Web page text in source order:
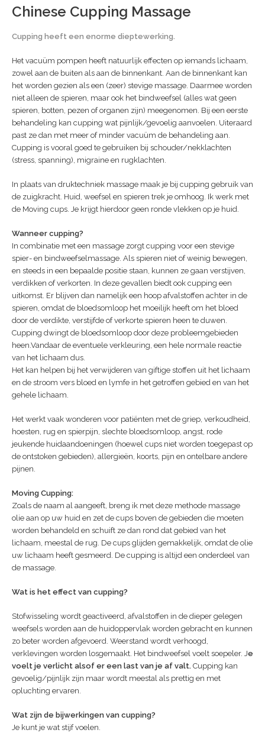
Chinese Cupping Massage
Cupping heeft een enorme dieptewerking.
Het vacuüm pompen heeft natuurlijk effecten op iemands lichaam,
zowel aan de buiten als aan de binnenkant. Aan de binnenkant kan
het worden gezien als een (zeer) stevige massage. Daarmee worden
niet alleen de spieren, maar ook het bindweefsel (alles wat geen
spieren, botten, pezen of organen zijn) meegenomen. Bij een eerste
behandeling kan cupping wat pijnlijk/gevoelig aanvoelen. Uiteraard
past ze dan met meer of minder vacuüm de behandeling aan.
Cupping is vooral goed te gebruiken bij schouder/nekklachten
(stress, spanning), migraine en rugklachten.
In plaats van druktechniek massage maak je bij cupping gebruik van
de zuigkracht. Huid, weefsel en spieren trek je omhoog. Ik werk met
de Moving cups. Je krijgt hierdoor geen ronde vlekken op je huid.
Wanneer cupping?
In combinatie met een massage zorgt cupping voor een stevige
spier- en bindweefselmassage. Als spieren niet of weinig bewegen,
en steeds in een bepaalde positie staan, kunnen ze gaan verstijven,
verdikken of verkorten. In deze gevallen biedt ook cupping een
uitkomst. Er blijven dan namelijk een hoop afvalstoffen achter in de
spieren, omdat de bloedsomloop het moeilijk heeft om het bloed
door de verdikte, verstijfde of verkorte spieren heen te duwen.
Cupping dwingt de bloedsomloop door deze probleemgebieden
heen.Vandaar de eventuele verkleuring, een hele normale reactie
van het lichaam dus.
Het kan helpen bij het verwijderen van giftige stoffen uit het lichaam
en de stroom vers bloed en lymfe in het getroffen gebied en van het
gehele lichaam.
Het werkt vaak wonderen voor patiënten met de griep, verkoudheid,
hoesten, rug en spierpijn, slechte bloedsomloop, angst, rode
jeukende huidaandoeningen (hoewel cups niet worden toegepast op
de ontstoken gebieden), allergieën, koorts, pijn en ontelbare andere
pijnen.
Moving Cupping:
Zoals de naam al aangeeft, breng ik met deze methode massage
olie aan op uw huid en zet de cups boven de gebieden die moeten
worden behandeld en schuift ze dan rond dat gebied van het
lichaam, meestal de rug. De cups glijden gemakkelijk, omdat de olie
uw lichaam heeft gesmeerd. De cupping is altijd een onderdeel van
de massage.
Wat is het effect van cupping?
Stofwisseling wordt geactiveerd, afvalstoffen in de dieper gelegen
weefsels worden aan de huidoppervlak worden gebracht en kunnen
zo beter worden afgevoerd. Weerstand wordt verhoogd,
verklevingen worden losgemaakt. Het bindweefsel voelt soepeler. Je
voelt je verlicht alsof er een last van je af valt. Cupping kan
gevoelig/pijnlijk zijn maar wordt meestal als prettig en met
opluchting ervaren.
Wat zijn de bijwerkingen van cupping?
Je kunt je wat stijf voelen.